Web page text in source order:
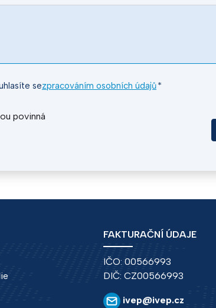
sezpracováním osobních údajů*
povinná
FAKTURAČNÍ ÚDAJE
IČO: 00566993
DIČ: CZ00566993
ivep@ivep.cz